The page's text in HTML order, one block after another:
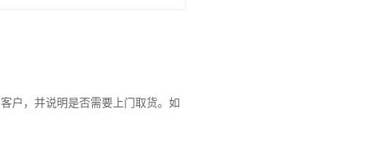
户，并说明是否需要上门取货。如